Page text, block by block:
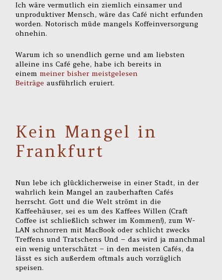
Ich wäre vermutlich ein ziemlich einsamer und
unproduktiver Mensch, wäre das Café nicht erfunden
worden. Notorisch müde mangels Koffeinversorgung
ohnehin.
Warum ich so unendlich gerne und am liebsten
alleine ins Café gehe, habe ich bereits in
einemmeiner bisher meistgelesen
Beiträge ausführlich eruiert.
Kein Mangel in
Frankfurt
Nun lebe ich glücklicherweise in einer Stadt, in der
wahrlich kein Mangel an zauberhaften Cafés
herrscht. Gott und die Welt strömt in die
Kaffeehäuser, sei es um des Kaffees Willen (Craft
Coffee ist schließlich schwer im Kommen!), zum W-
LAN schnorren mit MacBook oder schlicht zwecks
Treffens und Tratschens Und – das wird ja manchmal
ein wenig unterschätzt – in den meisten Cafés, da
lässt es sich außerdem oftmals auch vorzüglich
speisen.